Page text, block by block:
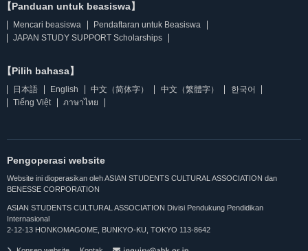
【Panduan untuk beasiswa】
Mencari beasiswa
Pendaftaran untuk Beasiswa
JAPAN STUDY SUPPORT Scholarships
【Pilih bahasa】
日本語 English 中文（简体字） 中文（繁體字）
한국어
Tiếng Việt
ภาษาไทย
Pengoperasi website
Website ini dioperasikan oleh ASIAN STUDENTS CULTURAL ASSOCIATION dan
BENESSE CORPORATION
ASIAN STUDENTS CULTURAL ASSOCIATION Divisi Pendukung Pendidikan
Internasional
2-12-13 HONKOMAGOME, BUNKYO-KU, TOKYO 113-8642